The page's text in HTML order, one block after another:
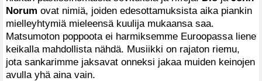
Norum ovat nimiä, joiden edesottamuksista aika piankin
mielleyhtymiä mieleensä kuulija mukaansa saa.
Matsumoton poppoota ei harmiksemme Euroopassa liene
keikalla mahdollista nähdä. Musiikki on rajaton riemu,
jota sankarimme jaksavat onneksi jakaa muiden keinojen
avulla yhä aina vain.